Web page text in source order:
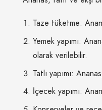
Taze tüketme:
Yemek yapımı:
olarak verilebilir.
Tatlı yapımı:
İçecek yapımı: